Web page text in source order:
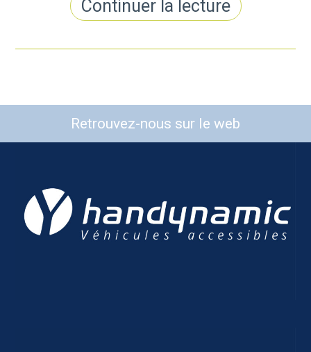
Continuer la lecture
Retrouvez-nous sur le web